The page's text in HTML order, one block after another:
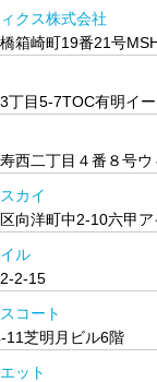
クス株式会社
箱崎町19番21号
丁目5-7TOC有明イ
西二丁目４番８号
カイ
向洋町中2-10六甲
ル
2-15
コート
11芝明月ビル6階
ット